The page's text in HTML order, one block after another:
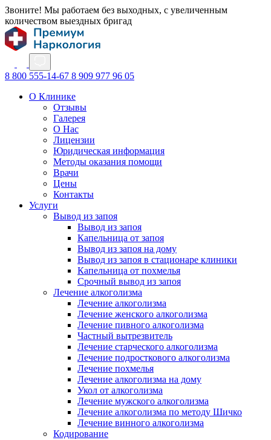
Звоните! Мы работаем без выходных, с увеличенным
количеством выездных бригад
8 800 555-14-67 8 909 977 96 05
О Клинике
Отзывы
Галерея
О Нас
Лицензии
Юридическая информация
Методы оказания помощи
Врачи
Цены
Контакты
Услуги
Вывод из запоя
Вывод из запоя
Капельница от запоя
Вывод из запоя на дому
Вывод из запоя в стационаре клиники
Капельница от похмелья
Срочный вывод из запоя
Лечение алкоголизма
Лечение алкоголизма
Лечение женского алкоголизма
Лечение пивного алкоголизма
Частный вытрезвитель
Лечение старческого алкоголизма
Лечение подросткового алкоголизма
Лечение похмелья
Лечение алкоголизма на дому
Укол от алкоголизма
Лечение мужского алкоголизма
Лечение алкоголизма по методу Шичко
Лечение винного алкоголизма
Кодирование